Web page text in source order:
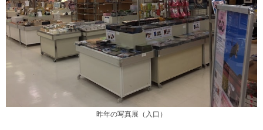
昨年の写真展（入口）